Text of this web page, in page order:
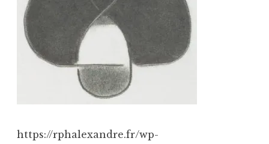
https://rphalexandre.fr/wp-